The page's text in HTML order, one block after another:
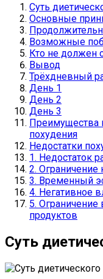
Суть
Основные
Возможные
Кто не должен
Вывод
Трёхдневный
День 1
День 2
День 3
Преимущества
похудения
Недостатки
1. Недостаток
2. Ограничение
3. Временный
4. Негативное
5. Ограничение
продуктов
Суть